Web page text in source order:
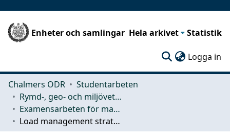
Enheter och samlingar Hela arkivet Statistik
Logga in
Chalmers ODR
Studentarbeten
Rymd-, geo- och miljövetenskap (SEE)
Examensarbeten för masterexamen
Load management strategies for residential air-to-water heat pump heating systems.